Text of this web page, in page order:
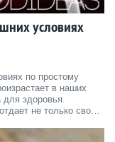
условиях
по простому
в наших
здоровья.
не только свой